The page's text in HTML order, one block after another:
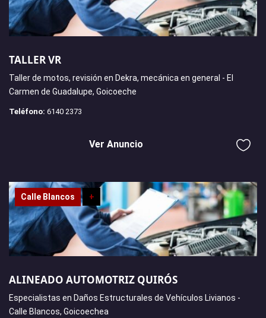
TALLER VR
Taller de motos, revisión en Dekra, mecánica en general - El
Carmen de Guadalupe, Goicoeche
Teléfono: 6140 2373
Ver Anuncio
Calle Blancos +
ALINEADO AUTOMOTRIZ QUIRÓS
Especialistas en Daños Estructurales de Vehículos Livianos -
Calle Blancos, Goicoechea